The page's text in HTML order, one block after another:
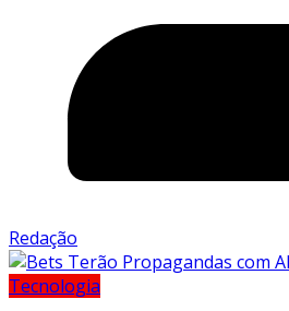
Redação
Tecnologia